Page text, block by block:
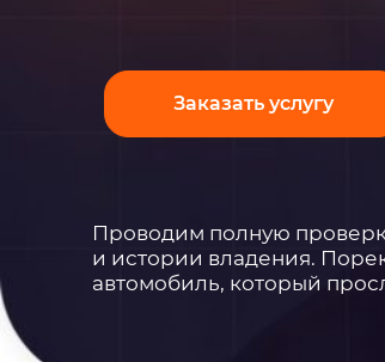
Заказать услугу
Проводим полную
и истории владения.
автомобиль, который